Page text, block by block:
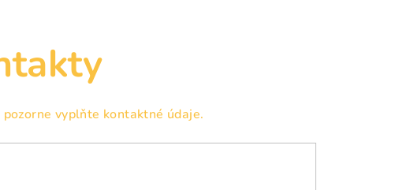
vyplňte kontaktné údaje.